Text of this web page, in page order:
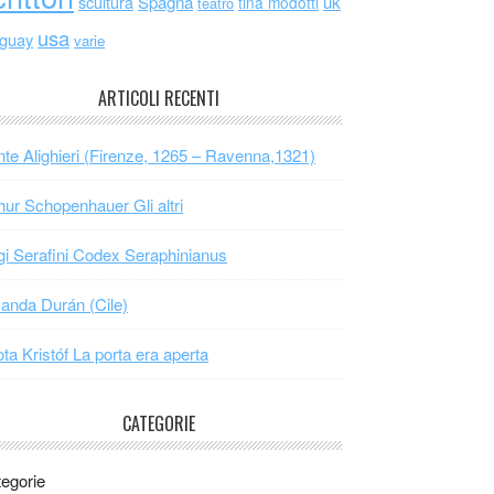
usa varie
ARTICOLI RECENTI
Alighieri (Firenze, 1265 – Ravenna,1321)
Schopenhauer Gli altri
Serafini Codex Seraphinianus
Durán (Cile)
Kristóf La porta era aperta
CATEGORIE